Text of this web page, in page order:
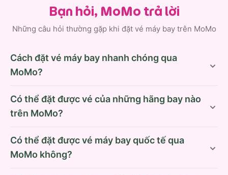
Bạn hỏi, MoMo trả lời
Những câu hỏi thường gặp khi đặt vé máy bay trên MoMo
Cách đặt vé máy bay nhanh chóng qua
MoMo?
Có thể đặt được vé của những hãng bay nào
trên MoMo?
Có thể đặt được vé máy bay quốc tế qua
MoMo không?